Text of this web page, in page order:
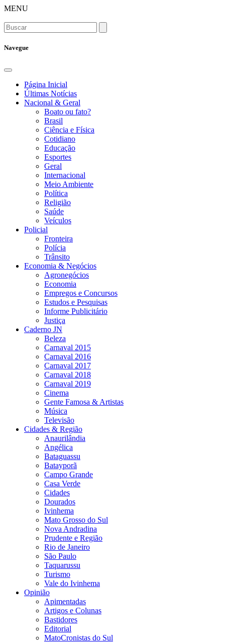
MENU
Navegue
Página Inicial
Últimas Notícias
Nacional & Geral
Boato ou fato?
Brasil
Ciência e Física
Cotidiano
Educação
Esportes
Geral
Internacional
Meio Ambiente
Política
Religião
Saúde
Veículos
Policial
Fronteira
Polícia
Trânsito
Economia & Negócios
Agronegócios
Economia
Empregos e Concursos
Estudos e Pesquisas
Informe Publicitário
Justiça
Caderno JN
Beleza
Carnaval 2015
Carnaval 2016
Carnaval 2017
Carnaval 2018
Carnaval 2019
Cinema
Gente Famosa & Artistas
Música
Televisão
Cidades & Região
Anaurilândia
Angélica
Bataguassu
Batayporã
Campo Grande
Casa Verde
Cidades
Dourados
Ivinhema
Mato Grosso do Sul
Nova Andradina
Prudente e Região
Rio de Janeiro
São Paulo
Taquarussu
Turismo
Vale do Ivinhema
Opinião
Apimentadas
Artigos e Colunas
Bastidores
Editorial
MatoCronistas do Sul